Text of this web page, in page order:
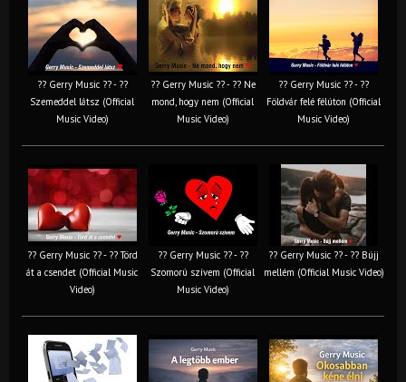
?? Gerry Music ?? - ??
Szemeddel látsz (Official
Music Video)
?? Gerry Music ?? - ?? Ne
mond, hogy nem (Official
Music Video)
?? Gerry Music ?? - ??
Földvár felé félúton (Official
Music Video)
?? Gerry Music ?? - ?? Törd
át a csendet (Official Music
Video)
?? Gerry Music ?? - ??
Szomorú szívem (Official
Music Video)
?? Gerry Music ?? - ?? Bújj
mellém (Official Music Video)